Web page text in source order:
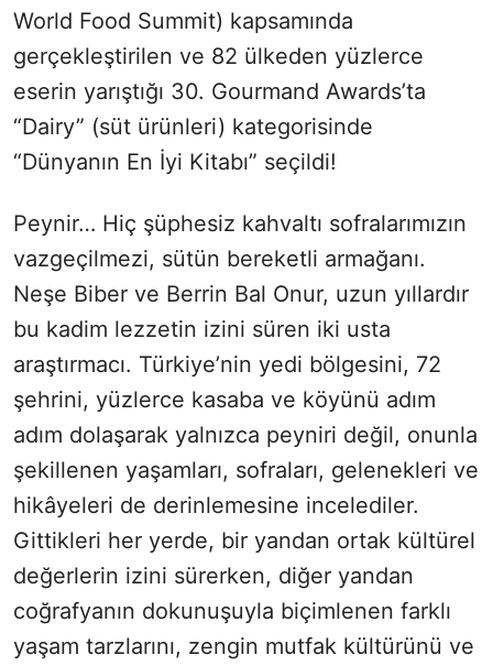
World Food Summit) kapsamında
gerçekleştirilen ve 82 ülkeden yüzlerce
eserin yarıştığı 30. Gourmand Awards’ta
“Dairy” (süt ürünleri) kategorisinde
“Dünyanın En İyi Kitabı” seçildi!
Peynir… Hiç şüphesiz kahvaltı sofralarımızın
vazgeçilmezi, sütün bereketli armağanı.
Neşe Biber ve Berrin Bal Onur, uzun yıllardır
bu kadim lezzetin izini süren iki usta
araştırmacı. Türkiye’nin yedi bölgesini, 72
şehrini, yüzlerce kasaba ve köyünü adım
adım dolaşarak yalnızca peyniri değil, onunla
şekillenen yaşamları, sofraları, gelenekleri ve
hikâyeleri de derinlemesine incelediler.
Gittikleri her yerde, bir yandan ortak kültürel
değerlerin izini sürerken, diğer yandan
coğrafyanın dokunuşuyla biçimlenen farklı
yaşam tarzlarını, zengin mutfak kültürünü ve